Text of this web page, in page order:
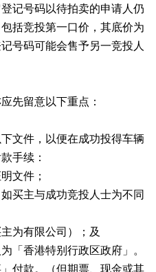
号码以待拍卖的申请人仍
括竞投第一口价，其底价为
号码可能会售予另一竞投人
留意以下重点：
文件，以便在成功投得车辆
手续：
文件；
买主与成功竞投人士为不同
为有限公司）；及
「香港特别行政区政府」。
付款。（但期票、现金或其